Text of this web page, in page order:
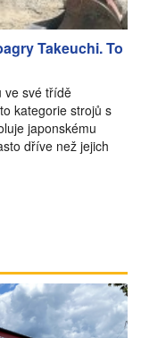
Takeuchi. To
ve své třídě
kategorie strojů s
japonskému
dříve než jejich